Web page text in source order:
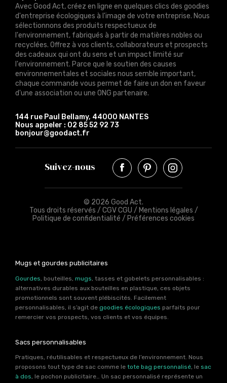
Avec Good Act, créez en ligne en quelques clics des goodies
d'entreprise écologiques à l'image de votre entreprise. Nous
sélectionnons des produits respectueux de
l'environnement, fabriqués à partir de matières nobles ou
recyclées. Offrez à vos clients, collaborateurs et prospects
des cadeaux qui ont du sens et un impact limité sur
l'environnement. Parce que le soutien des causes
environnementales et sociales nous semble important,
chaque commande vous permet de faire un don en faveur
d'une association ou une ONG partenaire.
144 rue Paul Bellamy, 44000 NANTES
Nous appeler : 02 85 52 92 73
bonjour@goodact.fr
Suivez-nous
© 2026 Good Act.
Tous droits réservés / CGV CGU / Mentions légales /
Politique de confidentialité / Préférences cookies
Mugs et gourdes publicitaires
Gourdes, bouteilles, mugs, tasses et gobelets personnalisables :
alternatives durables aux bouteilles en plastique, ces objets
promotionnels sont souvent plébiscités. Facilement
personnalisables, il s’agit de goodies écologiques parfaits pour
remercier vos prospects, vos clients et vos équipes.
Sacs personnalisables
Pratiques, réutilisables et respectueux de l’environnement. Nous
proposons tout type de sac comme le tote bag personnalisé, le sac
à dos, le pochon publicitaire… Un sac personnalisé représente un